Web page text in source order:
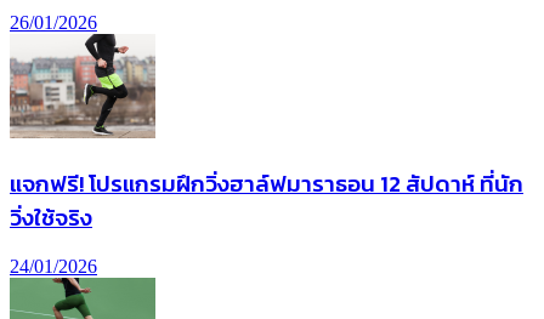
26/01/2026
แจกฟรี! โปรแกรมฝึกวิ่งฮาล์ฟมาราธอน 12 สัปดาห์ ที่นัก
วิ่งใช้จริง
24/01/2026